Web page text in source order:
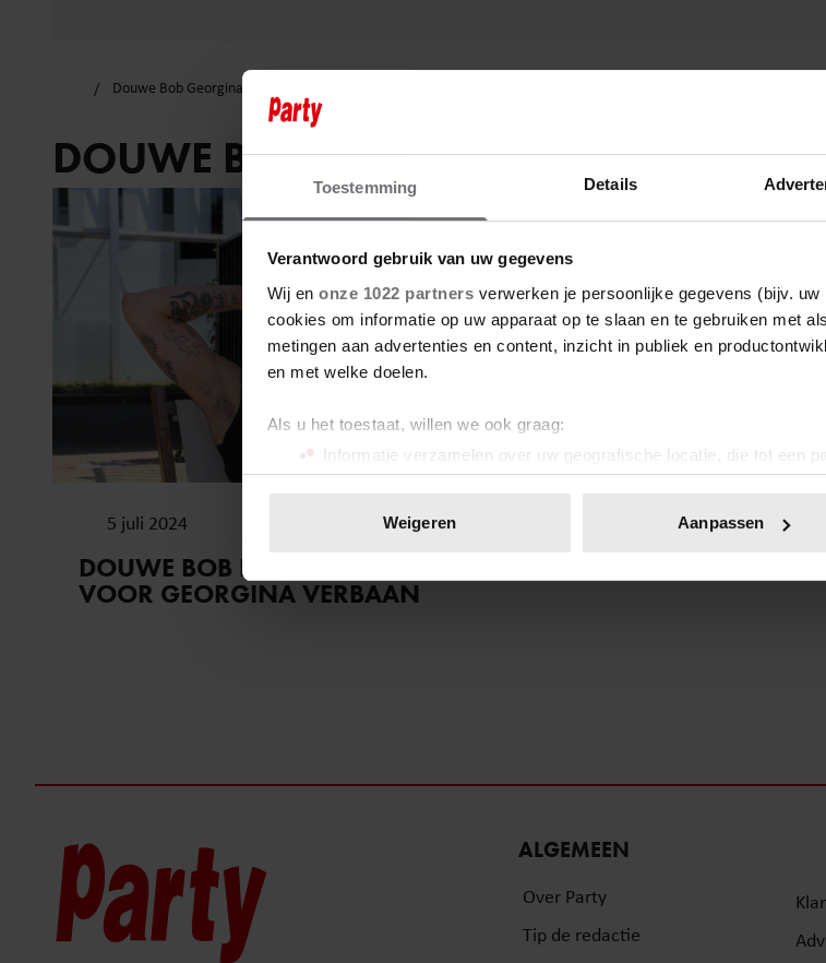
Toestemming Details
Verantwoord gebruik van uw gegevens
Wij en onze 1022 partners verwerken je persoonlijke gegevens (bijv.
cookies om informatie op uw apparaat op te slaan en te gebruiken met
metingen aan advertenties en content, inzicht in publiek en
en met welke doelen.
Als u het toestaat, willen we ook graag:
Informatie verzamelen over uw geografische locatie, die tot een
Uw apparaat identificeren door het actief te scannen op
toestemming op elk moment wijzigen of intrekken in de Cookieverklaring.
We gebruiken cookies om content en advertenties te personaliseren, om
Weigeren Aanpassen
Douwe Bob Georgina Verbaan
DOUWE BOB GEORGINA VERBAAN
5 juli 2024
DOUWE BOB HAD EEN ZWAK
VOOR GEORGINA VERBAAN
ALGEMEEN
Over Party
Tip de redactie